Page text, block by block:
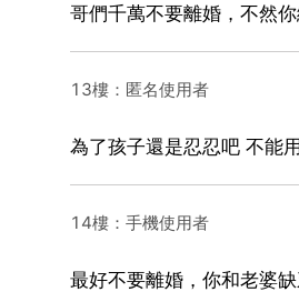
哥們千萬不要離婚，不然
13樓：匿名使用者
為了孩子還是忍忍吧 不能
14樓：手機使用者
最好不要離婚，你和老婆